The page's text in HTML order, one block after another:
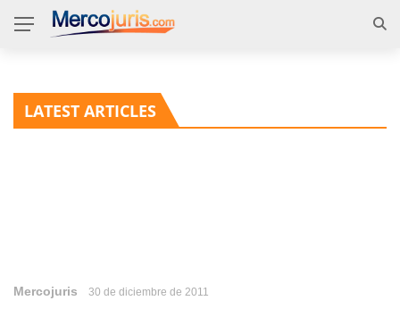
LATEST ARTICLES
Mercojuris 30 de diciembre de 2011